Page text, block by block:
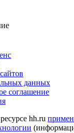
данных
соглашение
hh.ru